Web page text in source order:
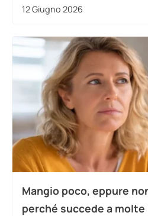
12 Giugno 2026
Mangio poco, eppure
perché succede a